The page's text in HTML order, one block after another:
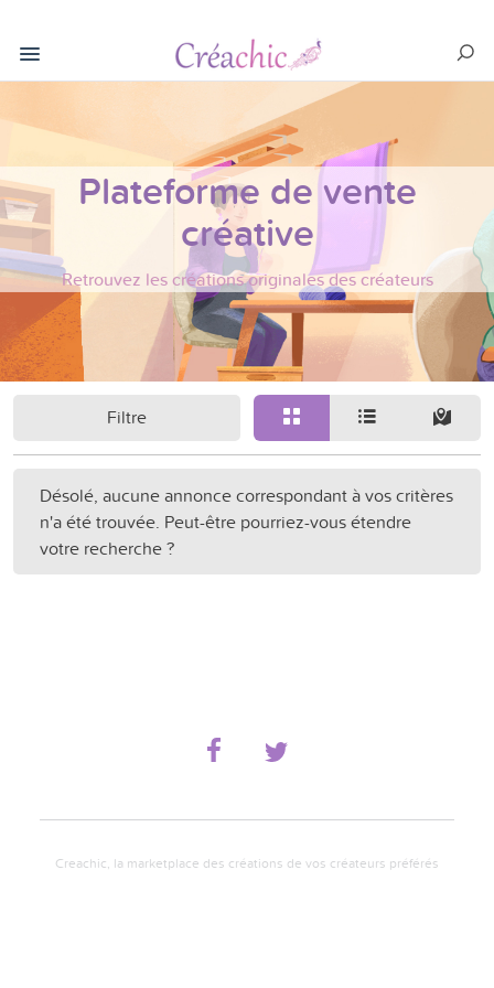
Plateforme de vente
créative
Retrouvez les créations originales des créateurs
Filtre
Désolé, aucune annonce correspondant à vos critères
n'a été trouvée. Peut-être pourriez-vous étendre
votre recherche ?
Creachic, la marketplace des créations de vos créateurs préférés